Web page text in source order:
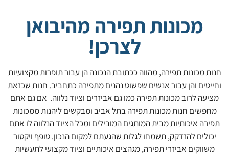
מכונות תפירה מהיבואן
לצרכן!
חנות מכונות תפירה, מהווה ככתובת הנכונה הן עבור תופרות מקצועיות
וחייטים והן עבור אנשים שפשוט נהנים מתפירה כתחביב. חנות שכזאת
מציעה לרוב מכונות תפירה כמו גם אביזרים וציוד נלווה. אם גם אתם
מחפשים חנות מכונות תפירה בתל אביב ומבקשים ליהנות ממכונות
תפירה איכותיות מבית המותגים המובילים ומכל הציוד הנלווה לו אתם
יכולים להזדקק, תשמחו לגלות שהגעתם למקום הנכון. טופף ויקטור
משווקים אביזרי תפירה, מגהצים איכותיים וציוד מקצועי לתעשיות